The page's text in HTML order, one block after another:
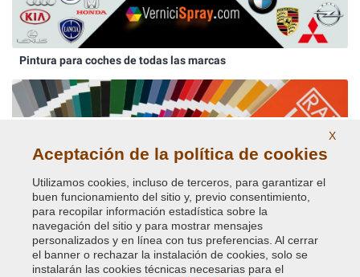
Pintura para coches de todas las marcas
Pinturas carta de los colores RAL K7
X
Aceptación de la política de cookies
Utilizamos cookies, incluso de terceros, para garantizar el
buen funcionamiento del sitio y, previo consentimiento,
para recopilar información estadística sobre la
navegación del sitio y para mostrar mensajes
personalizados y en línea con tus preferencias. Al cerrar
el banner o rechazar la instalación de cookies, solo se
instalarán las cookies técnicas necesarias para el